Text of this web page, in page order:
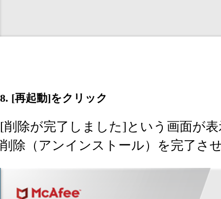
8. [再起動]をクリック
[削除が完了しました]という画面が
削除（アンインストール）を完了さ